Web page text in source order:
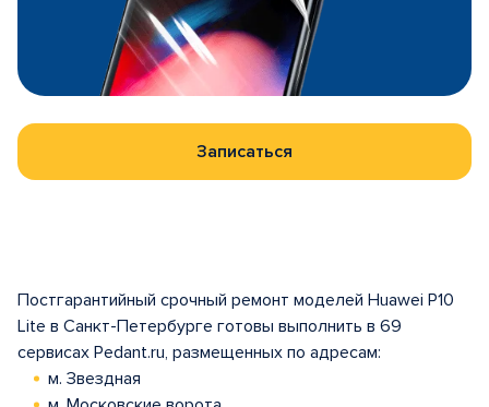
Записаться
Постгарантийный срочный ремонт моделей Huawei P10
Lite в Санкт-Петербурге готовы выполнить в 69
сервисах Pedant.ru, размещенных по адресам:
м. Звездная